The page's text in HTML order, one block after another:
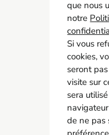
Mon
Instance
que nous
notre
Si vous
cookies,
seront
visite sur
sera
de ne pas